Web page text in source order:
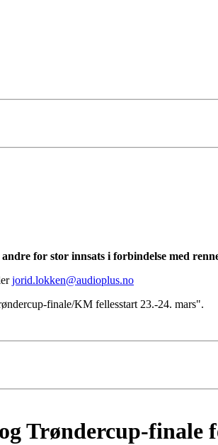
for stor innsats i forbindelse med
jorid.lokken@audioplus.no
finale/KM fellesstart 23.-24. mars".
Trøndercup-finale